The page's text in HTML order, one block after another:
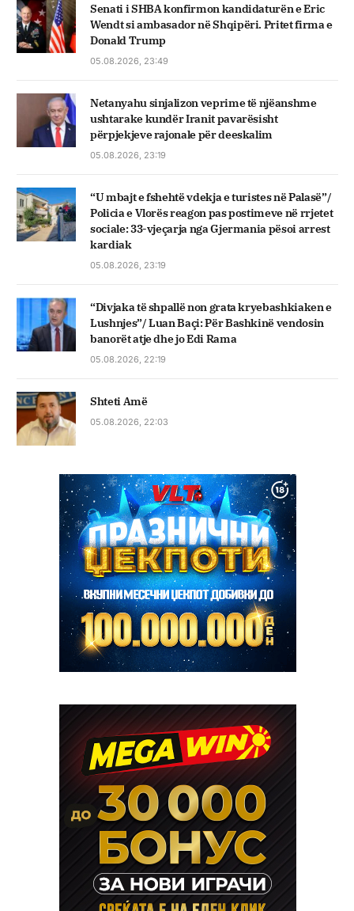
Senati i SHBA konfirmon kandidaturën e Eric
Wendt si ambasador në Shqipëri. Pritet firma e
Donald Trump
05.08.2026, 23:49
Netanyahu sinjalizon veprime të njëanshme
ushtarake kundër Iranit pavarësisht
përpjekjeve rajonale për deeskalim
05.08.2026, 23:19
“U mbajt e fshehtë vdekja e turistes në Palasë”/
Policia e Vlorës reagon pas postimeve në rrjetet
sociale: 33-vjeçarja nga Gjermania pësoi arrest
kardiak
05.08.2026, 23:19
“Divjaka të shpallë non grata kryebashkiaken e
Lushnjes”/ Luan Baçi: Për Bashkinë vendosin
banorët atje dhe jo Edi Rama
05.08.2026, 22:19
Shteti Amë
05.08.2026, 22:03